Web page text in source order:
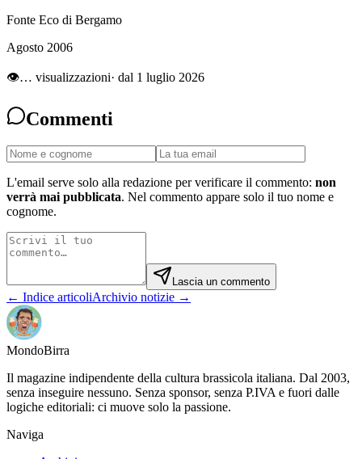
Fonte Eco di Bergamo
Agosto 2006
👁… visualizzazioni· dal 1 luglio 2026
Commenti
L'email serve solo alla redazione per verificare il commento: non
verrà mai pubblicata. Nel commento appare solo il tuo nome e
cognome.
Lascia un commento
← Indice articoliArchivio notizie →
MondoBirra
Il magazine indipendente della cultura brassicola italiana. Dal 2003,
senza inseguire nessuno. Senza sponsor, senza P.IVA e fuori dalle
logiche editoriali: ci muove solo la passione.
Naviga